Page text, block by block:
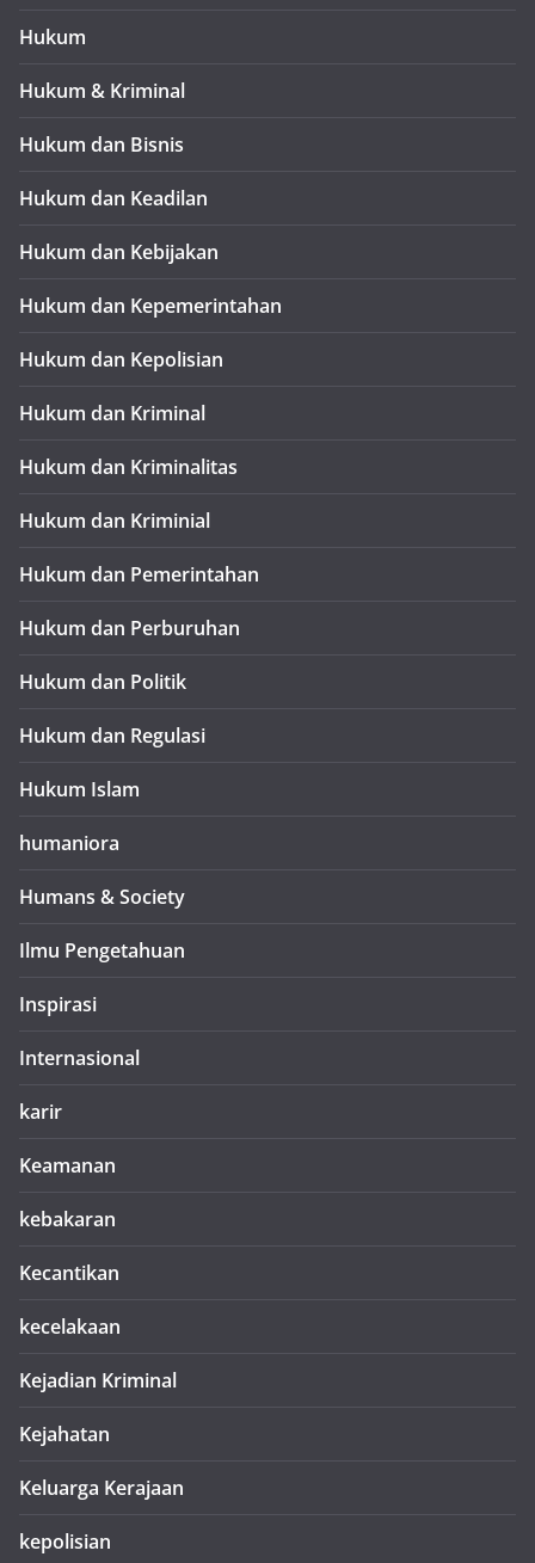
Hukum
Hukum & Kriminal
Hukum dan Bisnis
Hukum dan Keadilan
Hukum dan Kebijakan
Hukum dan Kepemerintahan
Hukum dan Kepolisian
Hukum dan Kriminal
Hukum dan Kriminalitas
Hukum dan Kriminial
Hukum dan Pemerintahan
Hukum dan Perburuhan
Hukum dan Politik
Hukum dan Regulasi
Hukum Islam
humaniora
Humans & Society
Ilmu Pengetahuan
Inspirasi
Internasional
karir
Keamanan
kebakaran
Kecantikan
kecelakaan
Kejadian Kriminal
Kejahatan
Keluarga Kerajaan
kepolisian